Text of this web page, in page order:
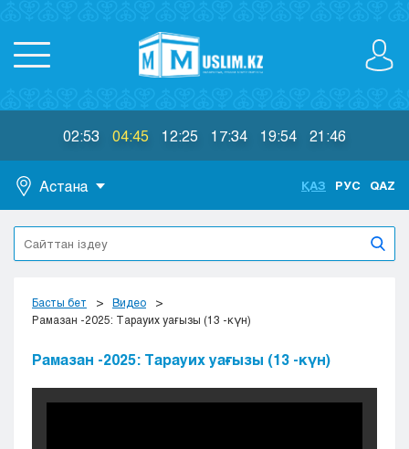
02:53 04:45 12:25 17:34 19:54 21:46
Астана
Астана
Алматы
Атырау
Караганда
Костанай
ҚАЗ РУС QAZ
Басты бет
Видео
Рамазан -2025: Тарауих уағызы (13 -күн)
Рамазан -2025: Тарауих уағызы (13 -күн)